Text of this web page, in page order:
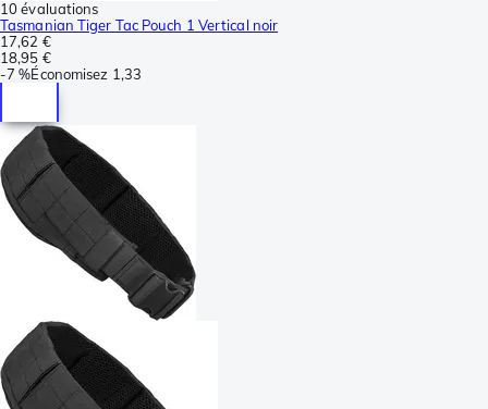
10 évaluations
Tasmanian Tiger Tac Pouch 1 Vertical noir
17,62 €
18,95 €
-7 %Économisez 1,33